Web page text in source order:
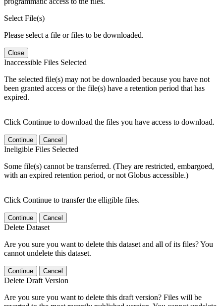
Select File(s)
Please select a file or files to be downloaded.
Close
Inaccessible Files Selected
The selected file(s) may not be downloaded because you have not
been granted access or the file(s) have a retention period that has
expired.
Click Continue to download the files you have access to download.
Continue Cancel
Ineligible Files Selected
Some file(s) cannot be transferred. (They are restricted, embargoed,
with an expired retention period, or not Globus accessible.)
Click Continue to transfer the elligible files.
Continue Cancel
Delete Dataset
Are you sure you want to delete this dataset and all of its files? You
cannot undelete this dataset.
Continue Cancel
Delete Draft Version
Are you sure you want to delete this draft version? Files will be